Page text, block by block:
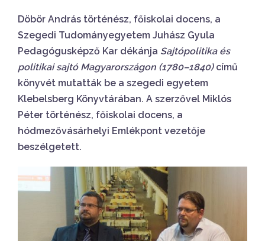
Döbör András történész, főiskolai docens, a
Szegedi Tudományegyetem Juhász Gyula
Pedagógusképző Kar dékánja Sajtópolitika és
politikai sajtó Magyarországon (1780–1840)című
könyvét mutatták be a szegedi egyetem
Klebelsberg Könyvtárában. A szerzővel Miklós
Péter történész, főiskolai docens, a
hódmezővásárhelyi Emlékpont vezetője
beszélgetett.